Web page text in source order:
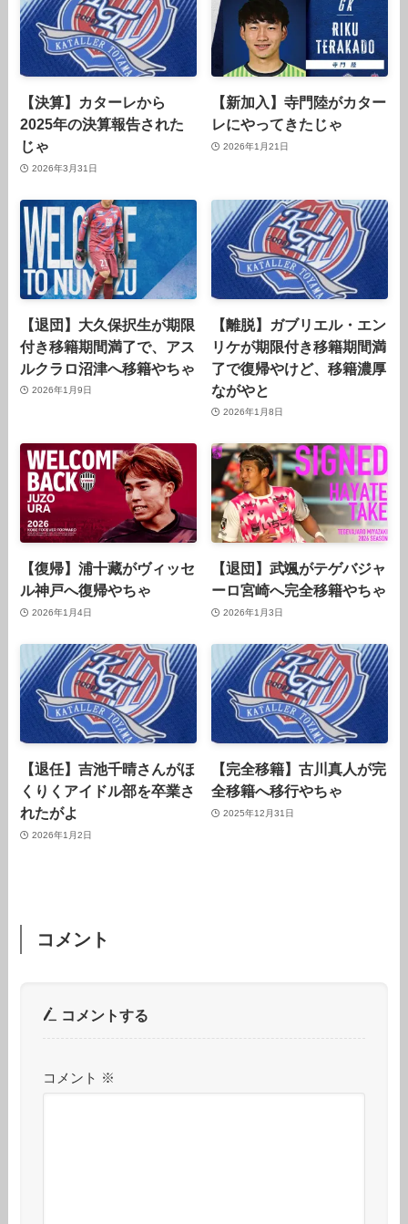
【決算】カターレから
2025年の決算報告された
じゃ
2026年3月31日
【新加入】寺門陸がカター
レにやってきたじゃ
2026年1月21日
【退団】大久保択生が期限
付き移籍期間満了で、アス
ルクラロ沼津へ移籍やちゃ
2026年1月9日
【離脱】ガブリエル・エン
リケが期限付き移籍期間満
了で復帰やけど、移籍濃厚
ながやと
2026年1月8日
【復帰】浦十藏がヴィッセ
ル神戸へ復帰やちゃ
2026年1月4日
【退団】武颯がテゲバジャ
ーロ宮崎へ完全移籍やちゃ
2026年1月3日
【退任】吉池千晴さんがほ
くりくアイドル部を卒業さ
れたがよ
2026年1月2日
【完全移籍】古川真人が完
全移籍へ移行やちゃ
2025年12月31日
コメント
コメントする
コメント ※